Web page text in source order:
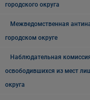
городского округа
Межведомственная
городском округе
Наблюдательная
освободившихся из мест
округа